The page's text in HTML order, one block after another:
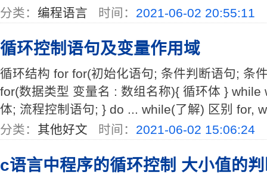
分类： 编程语言 时间： 2021-06-02 20:55:11
循环控制语句及变量作用域
循环结构 for for(初始化语句; 条件判断语句; 条
for(数据类型 变量名 : 数组名称){ 循环体 } while
体; 流程控制语句; } do ... while(了解) 区别 for,
分类： 其他好文 时间： 2021-06-02 15:06:24
c语言中程序的循环控制 大小值的